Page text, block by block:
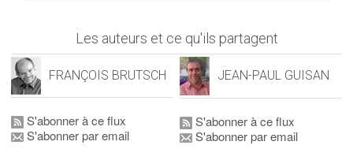
Les auteurs et ce qu'ils partagent
FRANÇOIS BRUTSCH
S'abonner à ce flux
S'abonner par email
JEAN-PAUL GUISAN
S'abonner à ce flux
S'abonner par email